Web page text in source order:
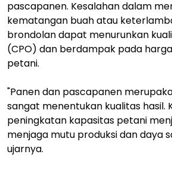
pascapanen. Kesalahan dalam
kematangan buah atau
brondolan dapat menurunkan
(CPO) dan berdampak pada
petani.
"Panen dan pascapanen
sangat menentukan kualitas hasil.
peningkatan kapasitas petani
menjaga mutu produksi dan daya
ujarnya.